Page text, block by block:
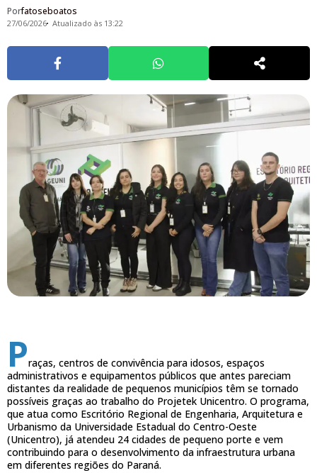
Porfatoseboatos
27/06/2026 Atualizado às 13:22
Praças, centros de convivência para idosos, espaços
administrativos e equipamentos públicos que antes pareciam
distantes da realidade de pequenos municípios têm se tornado
possíveis graças ao trabalho do Projetek Unicentro. O programa,
que atua como Escritório Regional de Engenharia, Arquitetura e
Urbanismo da Universidade Estadual do Centro-Oeste
(Unicentro), já atendeu 24 cidades de pequeno porte e vem
contribuindo para o desenvolvimento da infraestrutura urbana
em diferentes regiões do Paraná.